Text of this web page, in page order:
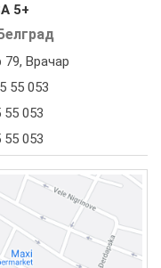
5+
Врачар
55 053
55 053
55 053